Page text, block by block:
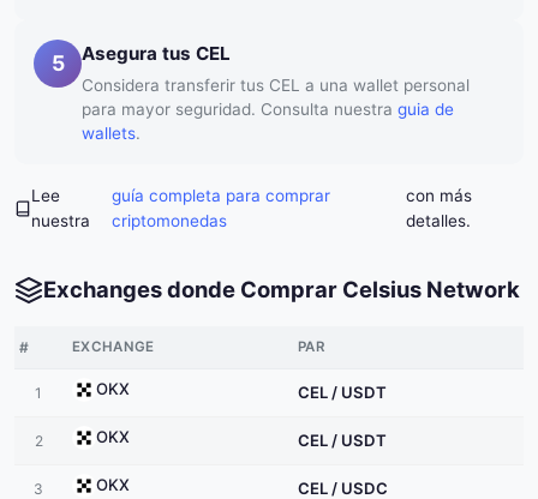
5 Asegura tus CEL
Considera transferir tus CEL a una wallet personal
para mayor seguridad. Consulta nuestra guia de
wallets.
Lee
nuestra
guía completa para comprar
criptomonedas
con más
detalles.
Exchanges donde Comprar Celsius Network
# EXCHANGE PAR
1 OKX CEL / USDT
2 OKX CEL / USDT
3 OKX CEL / USDC